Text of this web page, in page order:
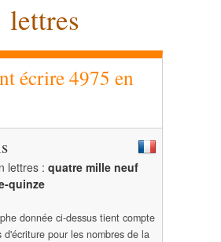
lettres
écrire 4975 en
lettres : quatre mille neuf
quinze
donnée ci-dessus tient compte
d'écriture pour les nombres de la